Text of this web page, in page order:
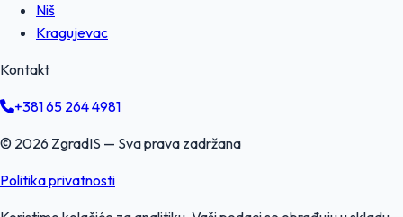
Niš
Kragujevac
Kontakt
+381 65 264 4981
© 2026 ZgradIS — Sva prava zadržana
Politika privatnosti